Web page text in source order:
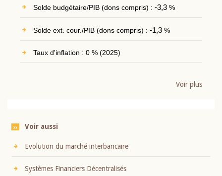
Solde budgétaire/PIB (dons compris) : -3,3%
Solde ext. cour./PIB (dons compris) : -1,3%
Taux d'inflation : 0 % (2025)
Voir plus
Voir aussi
Evolution du marché interbancaire
Systèmes Financiers Décentralisés